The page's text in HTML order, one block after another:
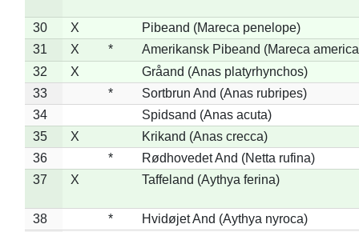
30 X
Pibeand (Mareca penelope)
31
X *
Amerikansk Pibeand (Mareca
32
X
Gråand (Anas platyrhynchos)
33
*
Sortbrun And (Anas rubripes)
34
Spidsand (Anas acuta)
35
X
Krikand (Anas crecca)
36
*
Rødhovedet And (Netta rufina)
37
X Taffeland (Aythya ferina)
38 *
Hvidøjet And (Aythya nyroca)